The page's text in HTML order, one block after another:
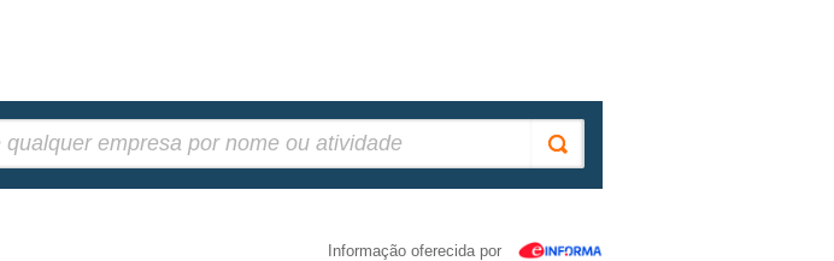
Informação oferecida por